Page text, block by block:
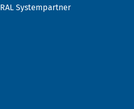
RAL Systempartner